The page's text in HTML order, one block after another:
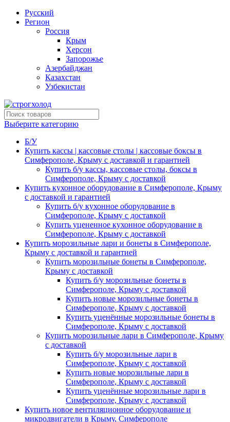
Русский
Регион
Россия
Крым
Херсон
Запорожье
Азербайджан
Казахстан
Узбекистан
Выберите категорию
Б/У
Купить кассы | кассовые столы | кассовые боксы в
Симферополе, Крыму с доставкой и гарантией
Купить б/у кассы, кассовые столы, боксы в
Симферополе, Крыму с доставкой
Купить кухонное оборудование в Симферополе, Крыму
с доставкой и гарантией
Купить б/у кухонное оборудование в
Симферополе, Крыму с доставкой
Купить уцененное кухонное оборудование в
Симферополе, Крыму с доставкой
Купить морозильные лари и бонеты в Симферополе,
Крыму с доставкой и гарантией
Купить морозильные бонеты в Симферополе,
Крыму с доставкой
Купить б/у морозильные бонеты в
Симферополе, Крыму с доставкой
Купить новые морозильные бонеты в
Симферополе, Крыму с доставкой
Купить уценённые морозильные бонеты в
Симферополе, Крыму с доставкой
Купить морозильные лари в Симферополе, Крыму
с доставкой
Купить б/у морозильные лари в
Симферополе, Крыму с доставкой
Купить новые морозильные лари в
Симферополе, Крыму с доставкой
Купить уценённые морозильные лари в
Симферополе, Крыму с доставкой
Купить новое вентиляционное оборудование и
микродвигатели в Крыму, Симферополе